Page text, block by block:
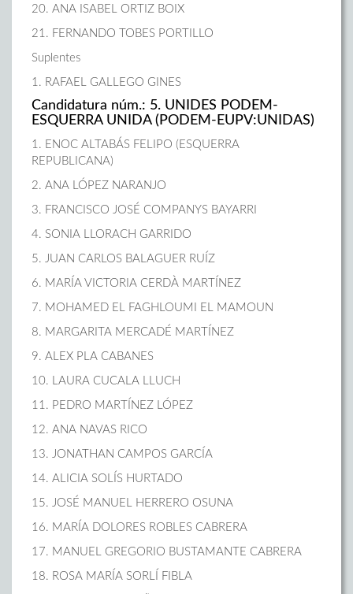
20. ANA ISABEL ORTIZ BOIX
21. FERNANDO TOBES PORTILLO
Suplentes
1. RAFAEL GALLEGO GINES
Candidatura núm.: 5. UNIDES PODEM-
ESQUERRA UNIDA (PODEM-EUPV:UNIDAS)
1. ENOC ALTABÁS FELIPO (ESQUERRA
REPUBLICANA)
2. ANA LÓPEZ NARANJO
3. FRANCISCO JOSÉ COMPANYS BAYARRI
4. SONIA LLORACH GARRIDO
5. JUAN CARLOS BALAGUER RUÍZ
6. MARÍA VICTORIA CERDÀ MARTÍNEZ
7. MOHAMED EL FAGHLOUMI EL MAMOUN
8. MARGARITA MERCADÉ MARTÍNEZ
9. ALEX PLA CABANES
10. LAURA CUCALA LLUCH
11. PEDRO MARTÍNEZ LÓPEZ
12. ANA NAVAS RICO
13. JONATHAN CAMPOS GARCÍA
14. ALICIA SOLÍS HURTADO
15. JOSÉ MANUEL HERRERO OSUNA
16. MARÍA DOLORES ROBLES CABRERA
17. MANUEL GREGORIO BUSTAMANTE CABRERA
18. ROSA MARÍA SORLÍ FIBLA